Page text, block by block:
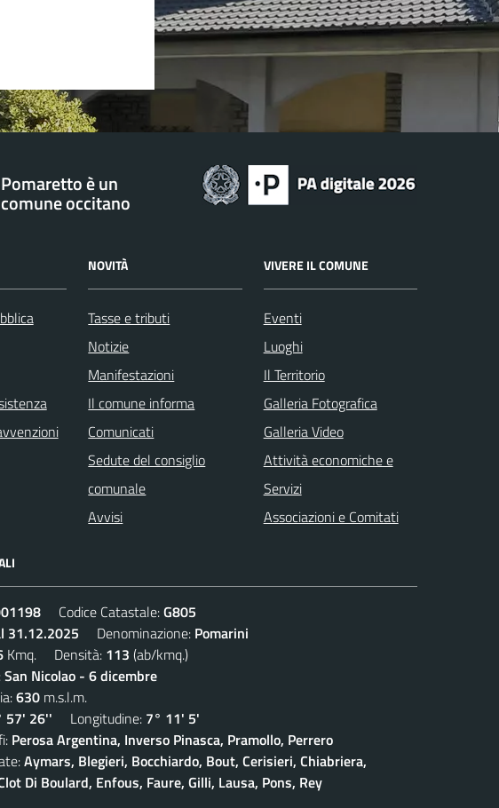
Pomaretto è un
comune occitano
NOVITÀ
Tasse e tributi
Notizie
Manifestazioni
Il comune informa
Comunicati
Sedute del consiglio
comunale
Avvisi
VIVERE IL COMUNE
Eventi
Luoghi
Il Territorio
Galleria Fotografica
Galleria Video
Attività economiche e
Servizi
Associazioni e Comitati
Codice Catastale:G805
31.12.2025 Denominazione: Pomarini
Kmq. Densità: 113 (ab/kmq.)
San Nicolao - 6 dicembre
630 m.s.l.m.
57' 26'' Longitudine: 7° 11' 5'
Perosa Argentina, Inverso Pinasca, Pramollo, Perrero
Aymars, Blegieri, Bocchiardo, Bout, Cerisieri, Chiabriera,
Di Boulard, Enfous, Faure, Gilli, Lausa, Pons, Rey